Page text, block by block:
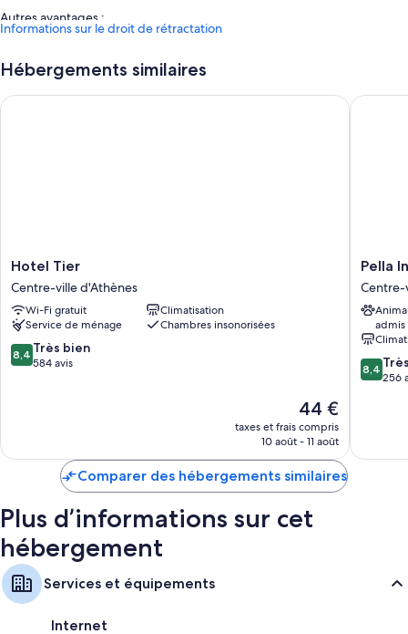
Autres avantages :
l'aéroport (en supplément) et coffre-fort à la réception
Autres commodités équipant les chambres :
Recyclage, ampoules LED et produits de nettoyage écologiques
fournis
Articles de toilette écologiques, douche et sèche-cheveux
Chauffage et service de ménage quotidien
Informations sur le droit de rétractation
Hébergements similaires
Hotel
Tier
Centre-
ville
d'Athènes
Hotel Tier
Centre-ville d'Athènes
Wi-Fi gratuit
Climatisation
Service de ménage
Chambres insonorisées
8.4
sur
8,4 Très bien
584 avis
Le
nouveau
prix
de
44 €
taxes et frais compris
10 août - 11 août
Hotel Tier
Pella
Inn
Hostel
Centre-
ville
Pella
Centre-
admis
8.4
sur
8,4
256
Pella
Comparer des hébergements similaires
Plus d’informations sur cet
hébergement
Services et équipements
Internet